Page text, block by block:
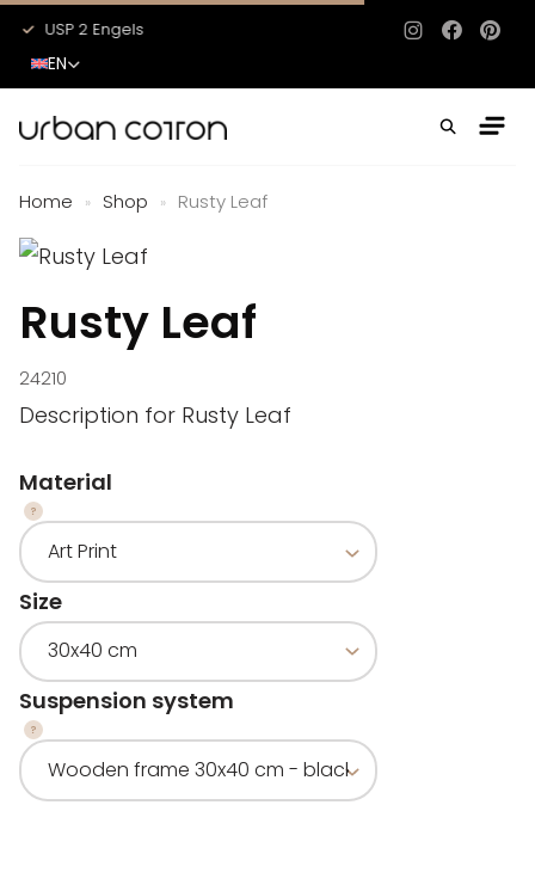
USP 2 Engels USP 3 Engels
Instagram
EN
Home » Shop » Rusty Leaf
Rusty Leaf
24210
Description for Rusty Leaf
Material
Size
Suspension system